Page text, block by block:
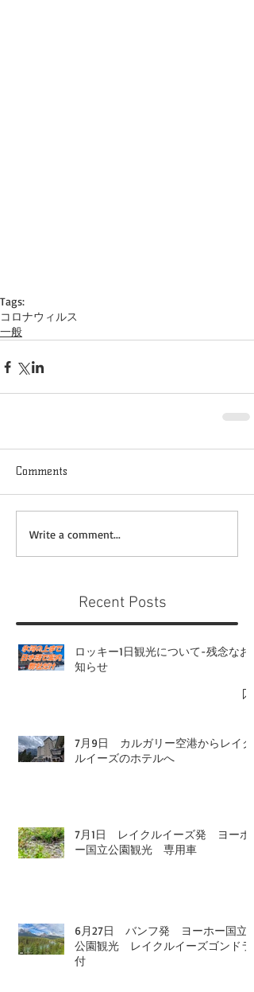
Tags:
コロナウィルス
一般
Comments
Write a comment...
Recent Posts
ロッキー1日観光について-残念なお
知らせ
7月9日 カルガリー空港からレイク
ルイーズのホテルへ
7月1日 レイクルイーズ発 ヨーホ
ー国立公園観光 専用車
6月27日 バンフ発 ヨーホー国立
公園観光 レイクルイーズゴンドラ
付